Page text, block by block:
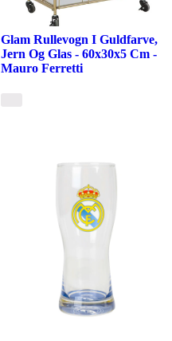
Glam Rullevogn I Guldfarve,
Jern Og Glas - 60x30x5 Cm -
Mauro Ferretti